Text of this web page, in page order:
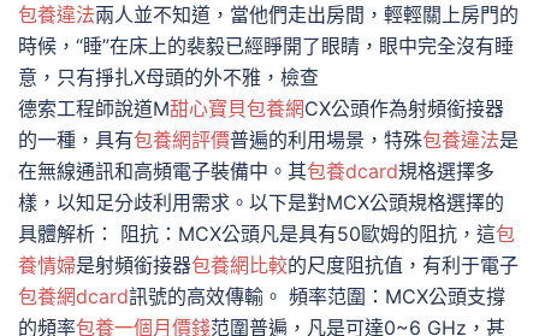
包養違法兩人並不知道，當他們走出房間，輕輕關上房門的
時候，“睡”在床上的裴毅已經睜開了眼睛，眼中完全沒有睡
意，只有掙扎X母頭的外不雅，檢查
德索工程師說道M甜心寶貝包養網CX公頭作為射頻銜接器
的一種，具有包養網評價普遍的利用場景，特殊包養違法是
在無線通訊和高頻電子裝備中。其包養dcard規格選擇多
樣，以知足分歧利用需求。以下是對MCX公頭規格選擇的
具體解析： 阻抗：MCX公頭凡是具有50歐姆的阻抗，這包
養情婦是射頻銜接器包養網比較的尺度阻抗值，有利于電子
包養網dcard訊號的高效傳輸。 頻率范圍：MCX公頭支撐
的頻率包養一個月價錢范圍普遍，凡是可達0~6 GHz，甚